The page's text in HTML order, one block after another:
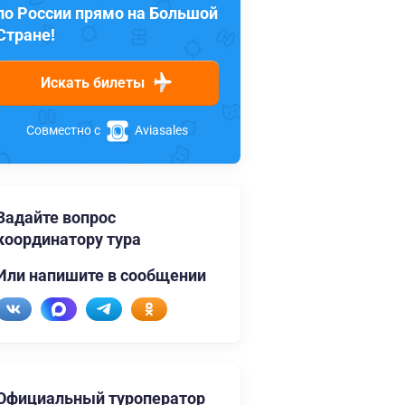
России прямо на Большой
Искать билеты
Совместно с Aviasales
вопрос
тура
напишите в сообщении
туроператор